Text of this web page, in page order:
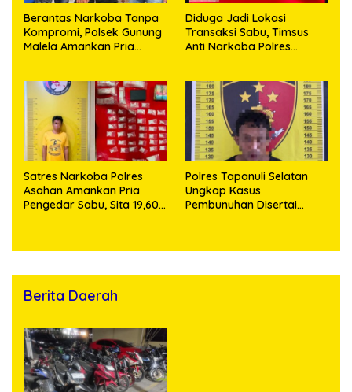
Berantas Narkoba Tanpa
Kompromi, Polsek Gunung
Malela Amankan Pria
Diduga Jadi Lokasi
Transaksi Sabu, Timsus
Anti Narkoba Polres
63,67 Gram Sabu
Satres Narkoba Polres
Asahan Amankan Pria
Pengedar Sabu, Sita 19,60
Polres Tapanuli Selatan
Ungkap Kasus
Pembunuhan Disertai
Berita Daerah